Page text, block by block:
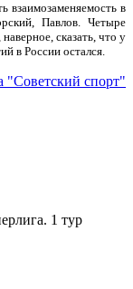
взаимозаменяемость в
Павлов. Четыре
сказать, что у
в России остался.
"Советский спорт"
1 тур